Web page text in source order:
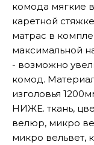
комода мягкие
каретной
матрас в
максимальной
- возможно
комод.
изголовья
НИЖЕ. ткань,
велюр, микро
микро вельвет,